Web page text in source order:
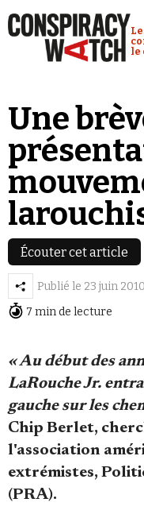
le
Se
Une
Écouter cet article
Publié le 23 juin 2010
7 min de lecture
« Au début des
LaRouche Jr.
gauche sur les
Chip Berlet,
l'association
extrémistes,
(PRA).